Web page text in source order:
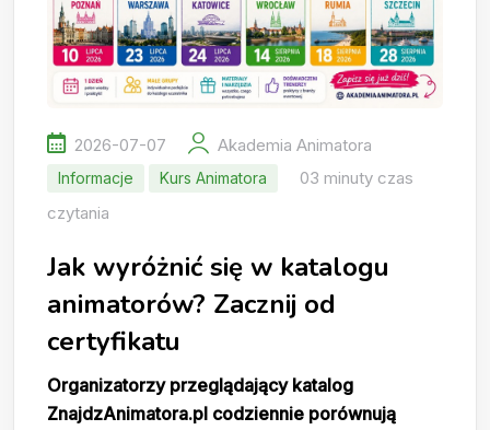
2026-07-07 Akademia Animatora
Informacje Kurs Animatora
03 minuty czas
czytania
Jak wyróżnić się w katalogu
animatorów? Zacznij od
certyfikatu
Organizatorzy przeglądający katalog
ZnajdzAnimatora.pl codziennie porównują